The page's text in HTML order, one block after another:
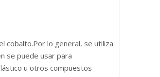
cobalto.Por lo general, se utiliza
se puede usar para
u otros compuestos